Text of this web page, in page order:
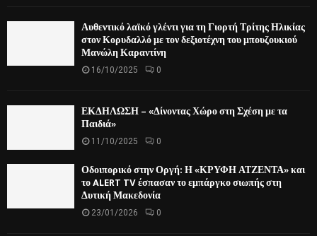
Αυθεντικό λαϊκό γλέντι για τη Γιορτή Τρίτης Ηλικίας
στον Κορυδαλλό με τον δεξιοτέχνη του μπουζουκιού
Μανώλη Καραντίνη
16/10/2025 0
ΕΚΔΗΛΩΣΗ – «Δίνοντας Χώρο στη Σχέση με τα
Παιδιά»
11/10/2025 0
Οδοιπορικό στην Οργή: Η «ΚΡΥΦΗ ΑΤΖΕΝΤΑ» και
το ALERT TV έσπασαν το εμπάργκο σιωπής στη
Δυτική Μακεδονία
23/01/2026 0